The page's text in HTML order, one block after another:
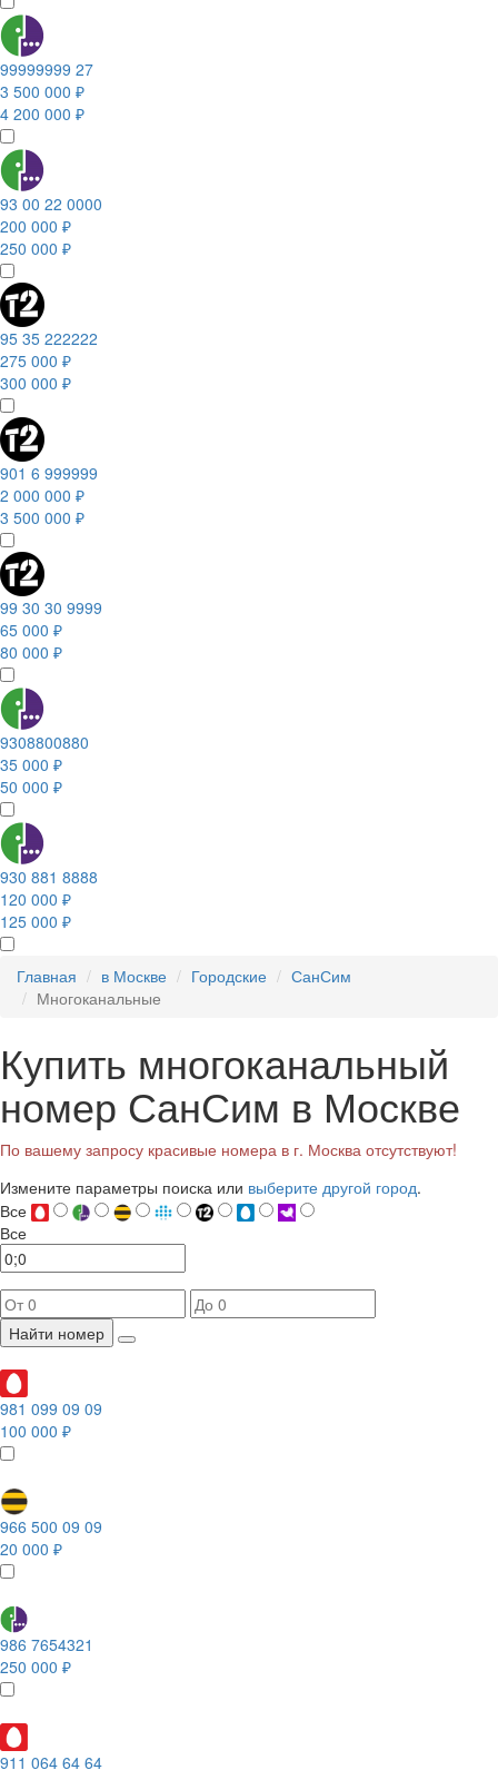
99999999 27
3 500 000 ₽
4 200 000 ₽
93 00 22 0000
200 000 ₽
250 000 ₽
95 35 222222
275 000 ₽
300 000 ₽
901 6 999999
2 000 000 ₽
3 500 000 ₽
99 30 30 9999
65 000 ₽
80 000 ₽
9308800880
35 000 ₽
50 000 ₽
930 881 8888
120 000 ₽
125 000 ₽
Главная в Москве Городские
СанСим
Многоканальные
Купить многоканальный
номер СанСим в Москве
По вашему запросу красивые номера в г. Москва отсутствуют!
Измените параметры поиска или выберите другой город.
Все
Все
Найти номер
981 099 09 09
100 000 ₽
966 500 09 09
20 000 ₽
986 7654321
250 000 ₽
911 064 64 64